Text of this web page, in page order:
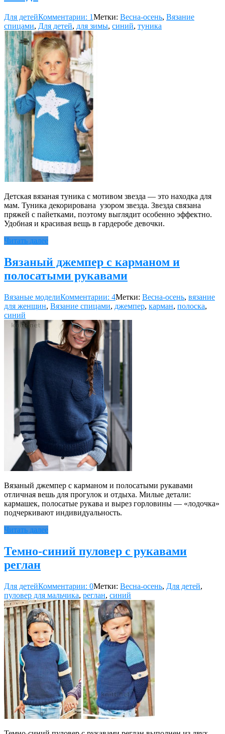
Для детейКомментарии: 1Метки: Весна-осень, Вязание
спицами, Для детей, для зимы, синий, туника
Детская вязаная туника с мотивом звезда — это находка для
мам. Туника декорирована узором звезда. Звезда связана
пряжей с пайетками, поэтому выглядит особенно эффектно.
Удобная и красивая вещь в гардеробе девочки.
Читать далее
Вязаный джемпер с карманом и
полосатыми рукавами
Вязаные моделиКомментарии: 4Метки: Весна-осень, вязание
для женщин, Вязание спицами, джемпер, карман, полоска,
синий
Вязаный джемпер с карманом и полосатыми рукавами
отличная вешь для прогулок и отдыха. Милые детали:
кармашек, полосатые рукава и вырез горловины — «лодочка»
подчеркивают индивидуальность.
Читать далее
Темно-синий пуловер с рукавами
реглан
Для детейКомментарии: 0Метки: Весна-осень, Для детей,
пуловер для мальчика, реглан, синий